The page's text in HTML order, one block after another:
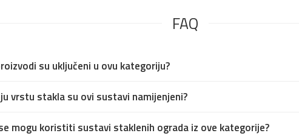
FAQ
su uključeni u ovu kategoriju?
vrstu stakla su ovi sustavi namijenjeni?
mogu koristiti sustavi staklenih ograda iz ove kategorije?